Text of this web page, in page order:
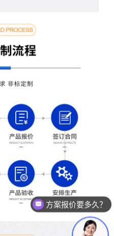
测试设备怎么收费的？